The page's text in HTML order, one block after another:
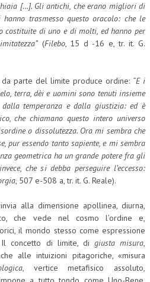
SERVICES
IN CRISI
[…]. Gli antichi, che erano migliori di
trasmesso questo oracolo: che le
costituite di uno e di molti, ed hanno per
(Filebo, 15 d -16 e, tr. it. G.
parte del limite produce ordine: “E i
terra, dèi e uomini sono tenuti insieme
dalla temperanza e dalla giustizia: ed è
che chiamano questo intero universo
o dissolutezza. Ora mi sembra che
pur essendo tanto sapiente, e mi sembra
geometrica ha un grande potere fra gli
che si debba perseguire l’eccesso:
, 507 e-508 a, tr. it. G. Reale).
alla dimensione apollinea, diurna,
che vede nel cosmo l’ordine e,
il mondo stesso come espressione
concetto di limite, di giusta misura,
alle intuizioni pitagoriche, «misura
, vertice metafisico assoluto,